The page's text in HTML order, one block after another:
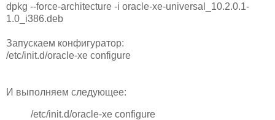
dpkg --force-architecture -i oracle-xe-universal_10.2.0.1-
1.0_i386.deb
Запускаем конфигуратор:
/etc/init.d/oracle-xe configure
И выполняем следующее:
/etc/init.d/oracle-xe configure